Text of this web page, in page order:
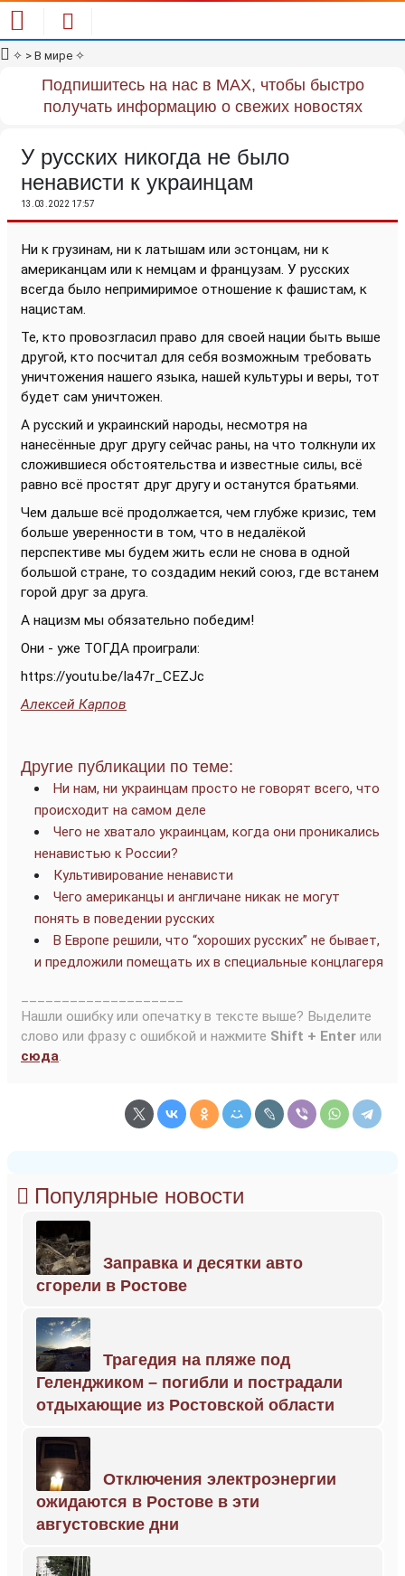
✧ > В мире ✧
Подпишитесь на нас в MAX, чтобы быстро
получать информацию о свежих новостях
У русских никогда не было
ненависти к украинцам
13.03.2022 17:57
Ни к грузинам, ни к латышам или эстонцам, ни к
американцам или к немцам и французам. У русских
всегда было непримиримое отношение к фашистам, к
нацистам.
Те, кто провозгласил право для своей нации быть выше
другой, кто посчитал для себя возможным требовать
уничтожения нашего языка, нашей культуры и веры, тот
будет сам уничтожен.
А русский и украинский народы, несмотря на
нанесённые друг другу сейчас раны, на что толкнули их
сложившиеся обстоятельства и известные силы, всё
равно всё простят друг другу и останутся братьями.
Чем дальше всё продолжается, чем глубже кризис, тем
больше уверенности в том, что в недалёкой
перспективе мы будем жить если не снова в одной
большой стране, то создадим некий союз, где встанем
горой друг за друга.
А нацизм мы обязательно победим!
Они - уже ТОГДА проиграли:
https://youtu.be/Ia47r_CEZJc
Алексей Карпов
Другие публикации по теме:
Ни нам, ни украинцам просто не говорят всего, что
происходит на самом деле
Чего не хватало украинцам, когда они проникались
ненавистью к России?
Культивирование ненависти
Чего американцы и англичане никак не могут
понять в поведении русских
В Европе решили, что “хороших русских” не бывает,
и предложили помещать их в специальные концлагеря
Нашли ошибку или опечатку в тексте выше? Выделите
слово или фразу с ошибкой и нажмите Shift + Enter или
сюда.
Популярные новости
Заправка и десятки авто
сгорели в Ростове
Трагедия на пляже под
Геленджиком – погибли и пострадали
отдыхающие из Ростовской области
Отключения электроэнергии
ожидаются в Ростове в эти
августовские дни